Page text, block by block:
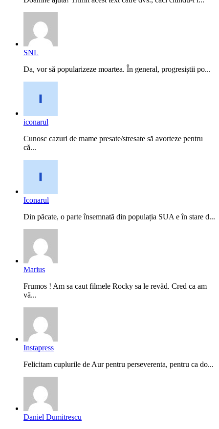
SNL
Da, vor să popularizeze moartea. În general, progresiștii po...
iconarul
Cunosc cazuri de mame presate/stresate să avorteze pentru
că...
Iconarul
Din păcate, o parte însemnată din populația SUA e în stare d...
Marius
Frumos ! Am sa caut filmele Rocky sa le revăd. Cred ca am
vă...
Instapress
Felicitam cuplurile de Aur pentru perseverenta, pentru ca do...
Daniel Dumitrescu